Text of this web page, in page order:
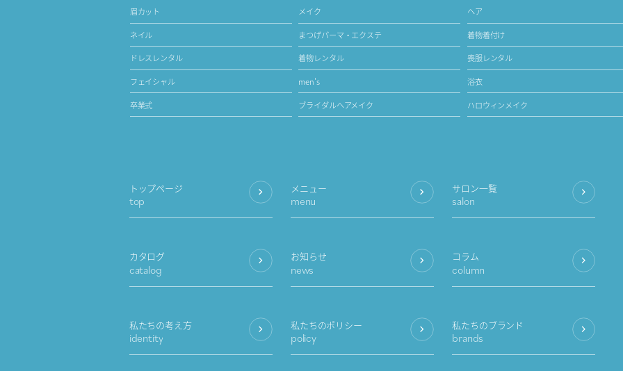
眉カット メイク ヘア
ネイル まつげパーマ・エクステ 着物着付け
ドレスレンタル 着物レンタル 喪服レンタル
フェイシャル men's 浴衣
卒業式 ブライダルヘアメイク ハロウィンメイク
トップページ
top
サロン一覧
salon
メニュー
menu
カタログ
catalog
お知らせ
news
コラム
column
私たちの考え方
identity
私たちのポリシー
policy
私たちのブランド
brands